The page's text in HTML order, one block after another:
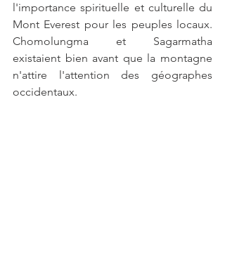
l'importance spirituelle et culturelle du
Mont Everest pour les peuples locaux.
Chomolungma et Sagarmatha
existaient bien avant que la montagne
n'attire l'attention des géographes
occidentaux.